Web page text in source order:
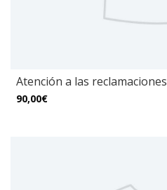
Atención a las reclamaciones
90,00€